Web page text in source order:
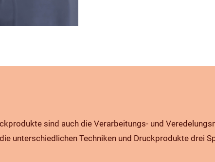
sind auch die Verarbeitungs- und
unterschiedlichen Techniken und Druck­produkte drei